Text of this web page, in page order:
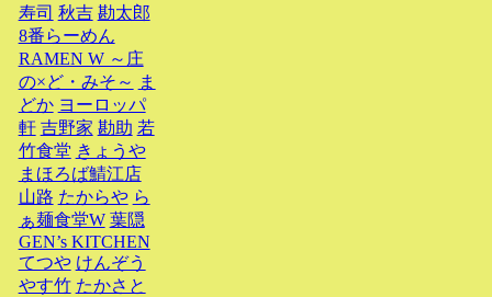
寿司 秋吉 勘太郎
8番らーめん
RAMEN W ～庄
の×ど・みそ～ ま
どか ヨーロッパ
軒 吉野家 勘助 若
竹食堂 きょうや
まほろば鯖江店
山路 たからや ら
ぁ麺食堂W 葉隠
GEN’s KITCHEN
てつや けんぞう
やす竹 たかさと